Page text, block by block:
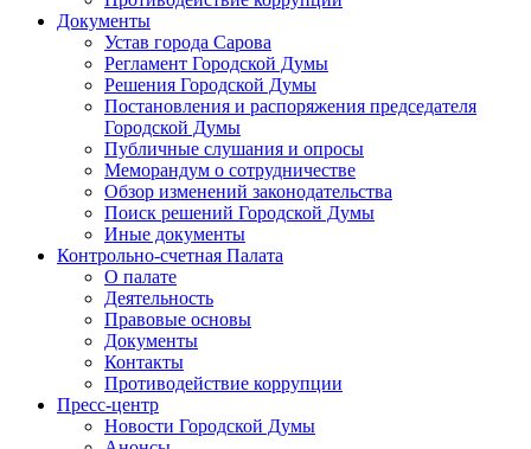
Документы
Устав города Сарова
Регламент Городской Думы
Решения Городской Думы
Постановления и распоряжения председателя
Городской Думы
Публичные слушания и опросы
Меморандум о сотрудничестве
Обзор изменений законодательства
Поиск решений Городской Думы
Иные документы
Контрольно-счетная Палата
О палате
Деятельность
Правовые основы
Документы
Контакты
Противодействие коррупции
Пресс-центр
Новости Городской Думы